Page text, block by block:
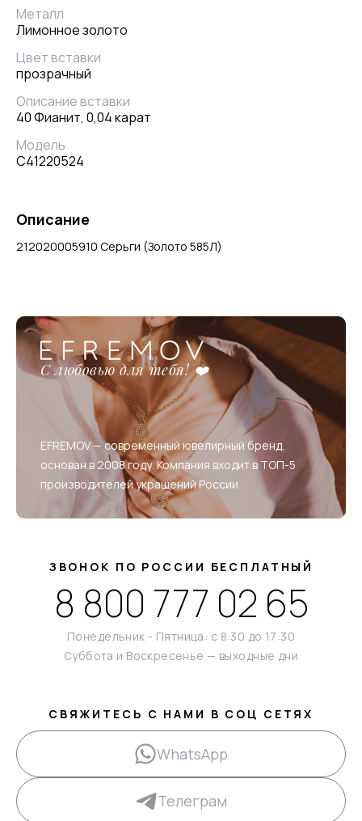
Металл
Лимонное золото
Цвет вставки
прозрачный
Описание вставки
40 Фианит, 0,04 карат
Модель
С41220524
Описание
212020005910 Серьги (Золото 585Л)
С любовью для тебя! ❤️
EFREMOV — современный ювелирный бренд,
основан в 2008 году. Компания входит в ТОП-5
производителей украшений России
ЗВОНОК ПО РОССИИ БЕСПЛАТНЫЙ
8 800 777 02 65
Понедельник - Пятница: с 8:30 до 17:30
Суббота и Воскресенье — выходные дни
СВЯЖИТЕСЬ С НАМИ В СОЦ СЕТЯХ
WhatsApp
Телеграм